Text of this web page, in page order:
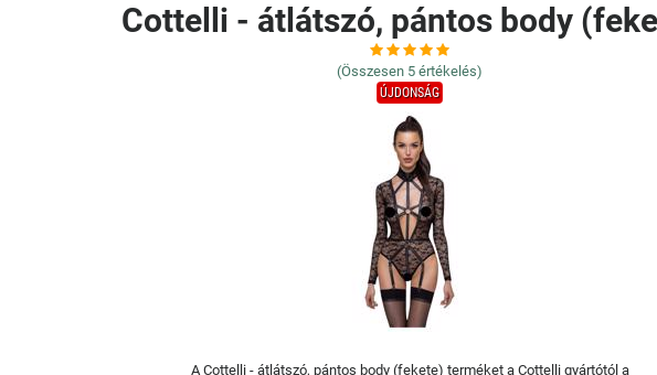
Cottelli - átlátszó, pántos body
(Összesen 5 értékelés)
ÚJDONSÁG
A Cottelli - átlátszó, pántos body (fekete) terméket a Cottelli gyártótól a